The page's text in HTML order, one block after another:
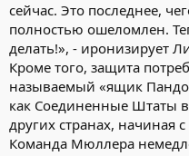
сейчас. Это последнее,
полностью ошеломлен.
делать!», - иронизирует
Кроме того, защита
называемый «ящик
как Соединенные Штаты
других странах, начиная
Команда Мюллера